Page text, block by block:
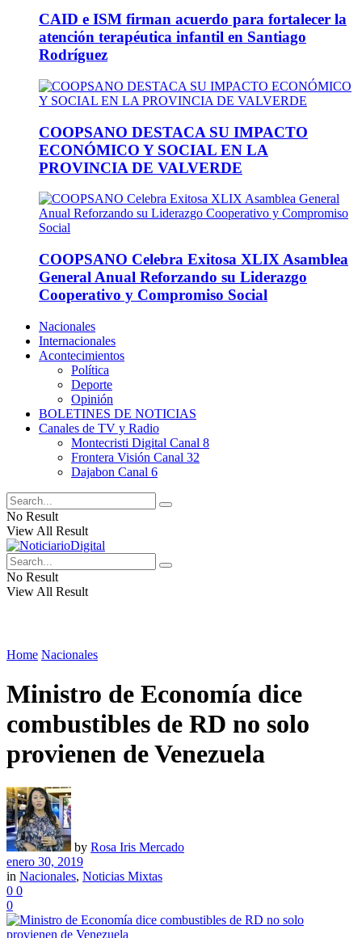
CAID e ISM firman acuerdo para fortalecer la
atención terapéutica infantil en Santiago
Rodríguez
COOPSANO DESTACA SU IMPACTO
ECONÓMICO Y SOCIAL EN LA
PROVINCIA DE VALVERDE
COOPSANO Celebra Exitosa XLIX Asamblea
General Anual Reforzando su Liderazgo
Cooperativo y Compromiso Social
Nacionales
Internacionales
Acontecimientos
Política
Deporte
Opinión
BOLETINES DE NOTICIAS
Canales de TV y Radio
Montecristi Digital Canal 8
Frontera Visión Canal 32
Dajabon Canal 6
No Result
View All Result
No Result
View All Result
Home Nacionales
Ministro de Economía dice
combustibles de RD no solo
provienen de Venezuela
by Rosa Iris Mercado
enero 30, 2019
in Nacionales, Noticias Mixtas
0 0
0